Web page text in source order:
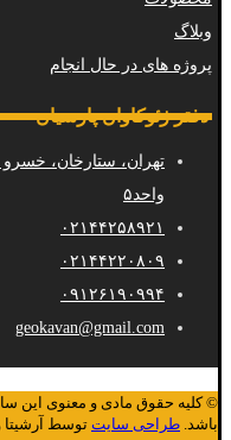
وبلاگ
پروژه های در حال انجام
دفتر ژئوکاوان پارسیان
تهران، ستارخان،
واحد۵
۰۲۱۴۴۲۵۸۹۲۱
۰۲۱۴۴۲۲۰۸۰۹
۰۹۱۲۶۱۹۰۹۹۴
geokavan@gmail.com
© کلیه حقوق مادی و معنوی این
باشد. طراحی سایت توسط